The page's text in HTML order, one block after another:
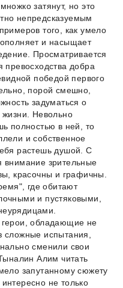
затянут, но это
непредсказуемым
того, как умело
и насыщает
Просматривается
превосходства добра
победой первого
порой смешно,
задуматься о
Невольно
полностью в ней, то
и собственное
растешь душой. С
внимание зрительные
красочны и графичны.
где обитают
и пустяковыми,
герои, обладающие не
испытания,
сменили свои
Алим читать
запутанному сюжету
не только